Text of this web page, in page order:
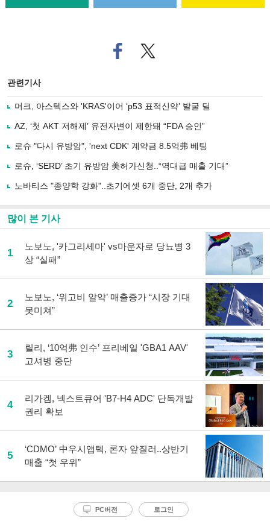
페
이
로
기
사
유
기
트위
터로
관련기사
머크, 아스텍스와 'KRAS'이어 ‘p53 표적신약’ 발굴 딜
AZ, ‘첫 AKT 저해제’ 유전자변이 제한돼 “FDA 승인”
로슈 "다시 유방암", 'next CDK' 계약금 8.5억弗 베팅
로슈, ‘SERD’ 초기 유방암 美허가신청..“역대급 매출 기대”
노바티스 "종양학 강화"..초기에셋 6개 중단, 2개 추가
많이 본 기사
1
노보노, '카그리세마' vs마운자로 당뇨병 3
상 “실패”
2
노보노, ‘위고비 알약’ 매출증가 “시장 기대
못미쳐”
3
릴리, ‘10억弗 인수’ 프리베일 'GBA1 AAV'
고셔병 중단
4
리가켐, 넥스트큐어 'B7-H4 ADC' 단독개발
권리 확보
5
‘CDMO’ 中우시앱텍, 론자 앞질러..상반기
매출 “첫 우위”
PC버전 로그인